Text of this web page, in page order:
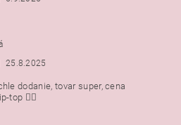
25.8.2025
dodanie, tovar super, cena
top 👍🏻